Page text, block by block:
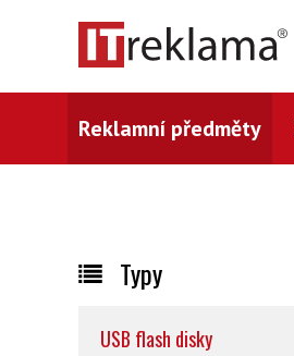
Reklamní předměty
Typy
USB flash disky